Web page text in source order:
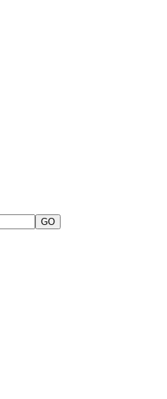
GO